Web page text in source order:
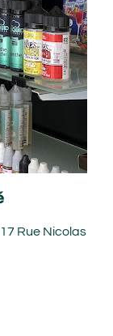
Rue Nicolas